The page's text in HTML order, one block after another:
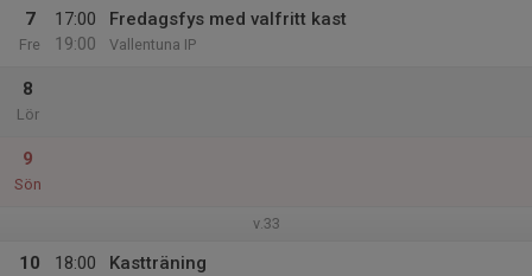
7
Fre
17:00
19:00
Fredagsfys med valfritt kast
Vallentuna IP
8
Lör
9
Sön
v.33
10
18:00
Kastträning